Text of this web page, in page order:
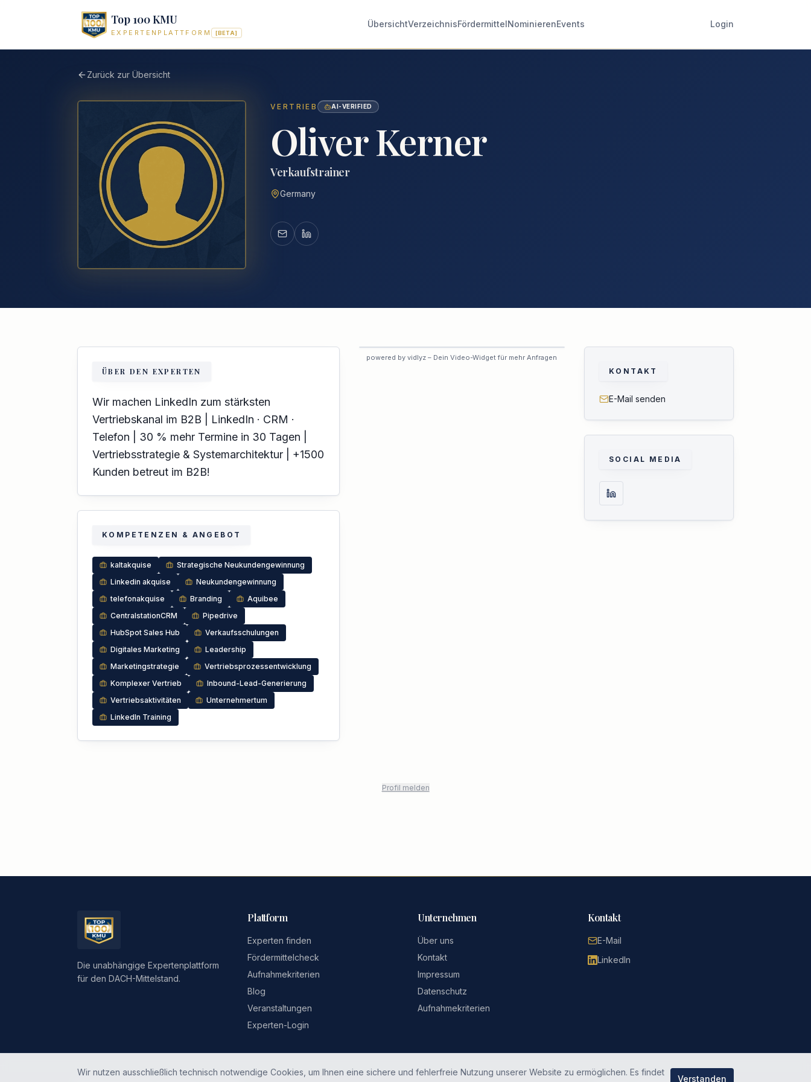
Top 100 KMU
EXPERTENPLATTFORM [BETA]
ÜbersichtVerzeichnisFördermittelNominierenEvents Login
Zurück zur Übersicht
VERTRIEB AI-VERIFIED
Oliver Kerner
Verkaufstrainer
Germany
ÜBER DEN EXPERTEN
Wir machen LinkedIn zum stärksten
Vertriebskanal im B2B | LinkedIn · CRM ·
Telefon | 30 % mehr Termine in 30 Tagen |
Vertriebsstrategie & Systemarchitektur | +1500
Kunden betreut im B2B!
KOMPETENZEN & ANGEBOT
kaltakquise
Strategische Neukundengewinnung
Linkedin akquise
Neukundengewinnung
telefonakquise
Branding
Aquibee
CentralstationCRM
Pipedrive
HubSpot Sales Hub
Verkaufsschulungen
Digitales Marketing
Leadership
Marketingstrategie
Vertriebsprozessentwicklung
Komplexer Vertrieb
Inbound-Lead-Generierung
Vertriebsaktivitäten
Unternehmertum
LinkedIn Training
powered by vidlyz – Dein Video-Widget für mehr Anfragen
KONTAKT
E-Mail senden
SOCIAL MEDIA
Profil melden
Die unabhängige Expertenplattform
für den DACH-Mittelstand.
Plattform
Experten finden
Fördermittelcheck
Aufnahmekriterien
Blog
Veranstaltungen
Experten-Login
Unternehmen
Über uns
Kontakt
Impressum
Datenschutz
Aufnahmekriterien
Kontakt
E-Mail
LinkedIn
Wir nutzen ausschließlich technisch notwendige Cookies, um Ihnen eine sichere und fehlerfreie Nutzung unserer Website zu ermöglichen. Es findet
Verstanden